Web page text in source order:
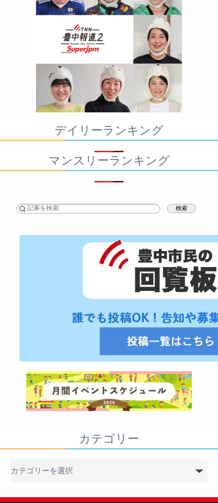
デイリーランキング
マンスリーランキング
検索
カテゴリー
リ